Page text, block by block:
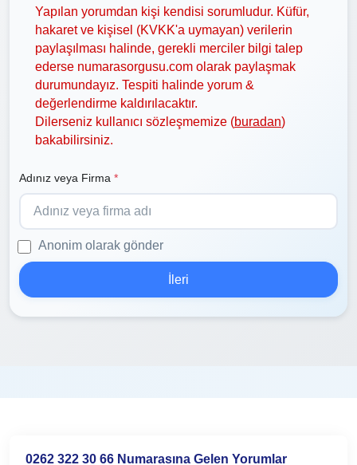
Yapılan yorumdan kişi kendisi sorumludur. Küfür,
hakaret ve kişisel (KVKK'a uymayan) verilerin
paylaşılması halinde, gerekli merciler bilgi talep
ederse numarasorgusu.com olarak paylaşmak
durumundayız. Tespiti halinde yorum &
değerlendirme kaldırılacaktır.
Dilerseniz kullanıcı sözleşmemize (buradan)
bakabilirsiniz.
Adınız veya Firma *
Anonim olarak gönder
İleri
0262 322 30 66 Numarasına Gelen Yorumlar